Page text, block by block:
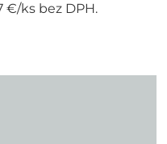
€/ks bez DPH.